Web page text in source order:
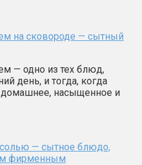
на сковороде — сытный
— одно из тех блюд,
день, и тогда, когда
домашнее, насыщенное и
— сытное блюдо,
фирменным